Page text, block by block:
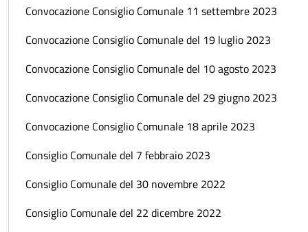
Convocazione Consiglio Comunale 11 settembre 2023
Convocazione Consiglio Comunale del 19 luglio 2023
Convocazione Consiglio Comunale del 10 agosto 2023
Convocazione Consiglio Comunale del 29 giugno 2023
Convocazione Consiglio Comunale 18 aprile 2023
Consiglio Comunale del 7 febbraio 2023
Consiglio Comunale del 30 novembre 2022
Consiglio Comunale del 22 dicembre 2022